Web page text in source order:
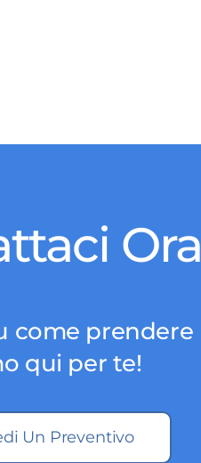
prendere
qui per te!
Un Preventivo